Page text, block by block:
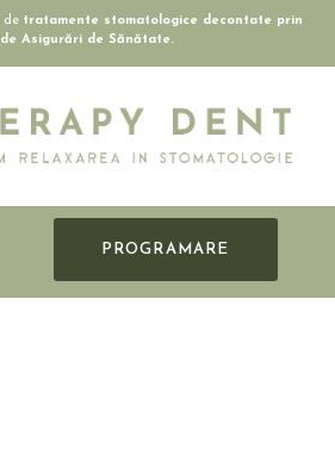
de tratamente stomatologice decontate prin
de Asigurări de Sănătate.
PROGRAMARE